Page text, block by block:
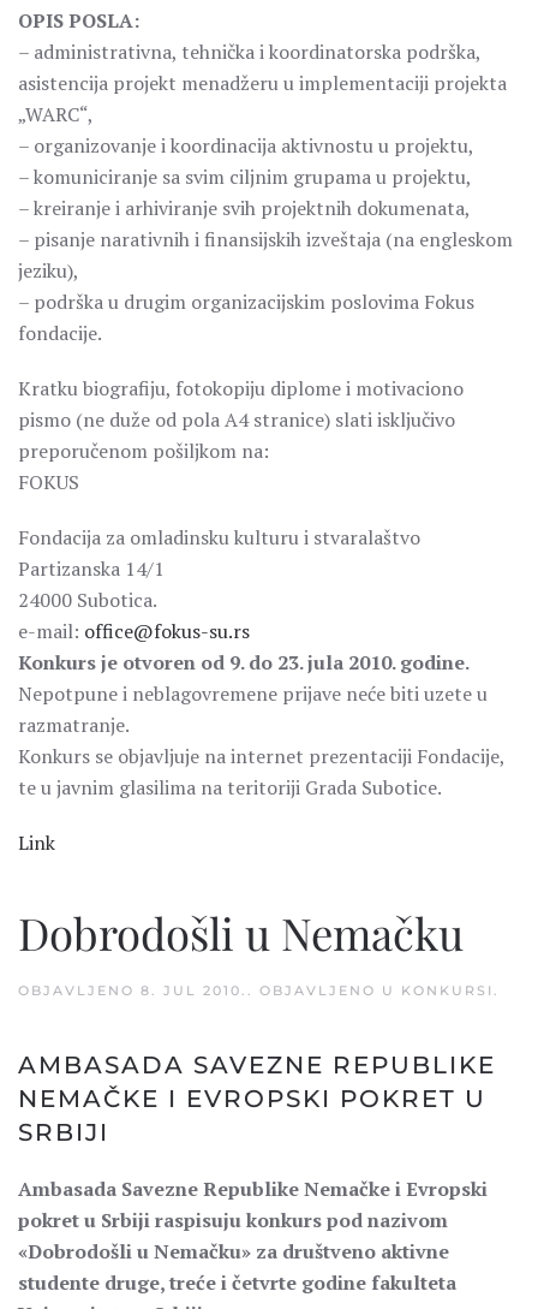
OPIS POSLA:
– administrativna, tehnička i koordinatorska podrška,
asistencija projekt menadžeru u implementaciji projekta
„WARC“,
– organizovanje i koordinacija aktivnostu u projektu,
– komuniciranje sa svim ciljnim grupama u projektu,
– kreiranje i arhiviranje svih projektnih dokumenata,
– pisanje narativnih i finansijskih izveštaja (na engleskom
jeziku),
– podrška u drugim organizacijskim poslovima Fokus
fondacije.
Kratku biografiju, fotokopiju diplome i motivaciono
pismo (ne duže od pola A4 stranice) slati isključivo
preporučenom pošiljkom na:
FOKUS
Fondacija za omladinsku kulturu i stvaralaštvo
Partizanska 14/1
24000 Subotica.
e-mail: office@fokus-su.rs
Konkurs je otvoren od 9. do 23. jula 2010. godine.
Nepotpune i neblagovremene prijave neće biti uzete u
razmatranje.
Konkurs se objavljuje na internet prezentaciji Fondacije,
te u javnim glasilima na teritoriji Grada Subotice.
Link
Dobrodošli u Nemačku
OBJAVLJENO 8. JUL 2010. . OBJAVLJENO U KONKURSI .
AMBASADA SAVEZNE REPUBLIKE
NEMAČKE I EVROPSKI POKRET U
SRBIJI
Ambasada Savezne Republike Nemačke i Evropski
pokret u Srbiji raspisuju konkurs pod nazivom
«Dobrodošli u Nemačku» za društveno aktivne
studente druge, treće i četvrte godine fakulteta